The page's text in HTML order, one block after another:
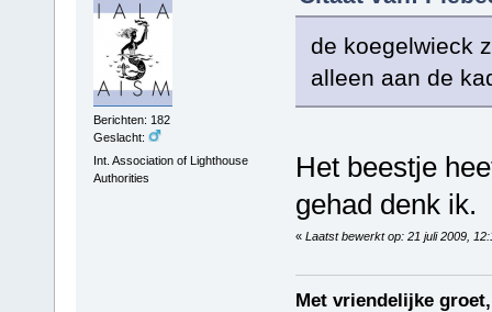
Berichten: 182
Geslacht:
Int. Association of Lighthouse
Authorities
de koegelwieck
alleen aan de
Het beestje
gehad denk ik.
« Laatst bewerkt op: 21 juli 2009,
Met vriendelijke groet,